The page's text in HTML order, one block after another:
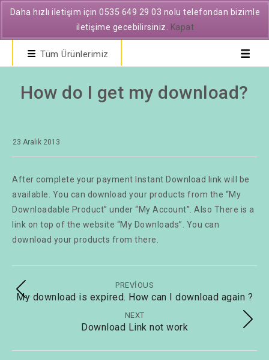
Tüm Ürünlerimiz
How do I get my download?
23 Aralık 2013
After complete your payment Instant Download link will be
available. You can download your products from the “My
Downloadable Product” under “My Account”. Also There is a
link on top of the website “My Downloads”. You can
download your products from there.
PREVIOUS
My download is expired. How can I download again ?
NEXT
Download Link not work
Daha hızlı iletişim için 0535 649 29 03 nolu telefondan bizimle
iletişime gecebilirsiniz.
Kapat